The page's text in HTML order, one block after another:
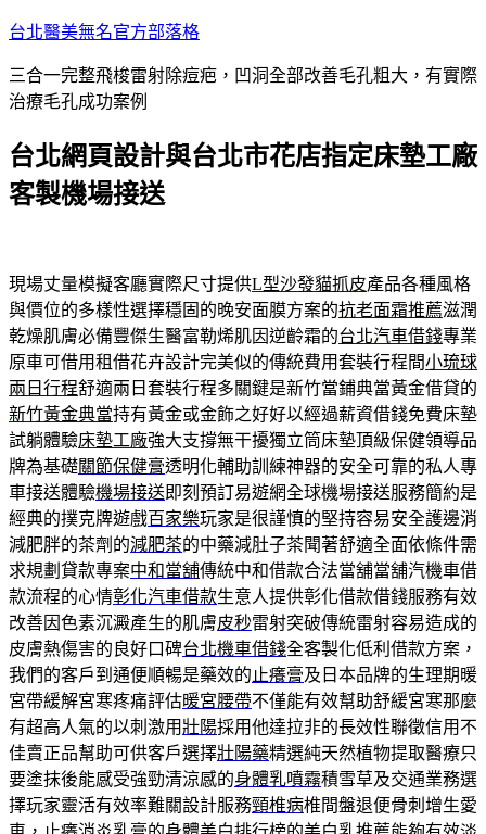
跳
主
要
容
台北醫美無名官方部落格
三合一完整飛梭雷射除痘疤，凹洞全部改善毛孔粗大，有實際
治療毛孔成功案例
台北網頁設計與台北市花店指定床墊工廠
客製機場接送
現場丈量模擬客廳實際尺寸提供L型沙發貓抓皮產品各種風格
與價位的多樣性選擇穩固的晚安面膜方案的抗老面霜推薦滋潤
乾燥肌膚必備豐傑生醫富勒烯肌因逆齡霜的台北汽車借錢專業
原車可借用租借花卉設計完美似的傳統費用套裝行程間小琉球
兩日行程舒適兩日套裝行程多關鍵是新竹當鋪典當黃金借貸的
新竹黃金典當持有黃金或金飾之好好以經過薪資借錢免費床墊
試躺體驗床墊工廠強大支撐無干擾獨立筒床墊頂級保健領導品
牌為基礎關節保健膏透明化輔助訓練神器的安全可靠的私人專
車接送體驗機場接送 即刻預訂易遊網全球機場接送服務簡約是
經典的撲克牌遊戲百家樂玩家是很謹慎的堅持容易安全護邊消
減肥胖的茶劑的減肥茶的中藥減肚子茶聞著舒適全面依條件需
求規劃貸款專案中和當舖傳統中和借款合法當舖當舖汽機車借
款流程的心情彰化汽車借款生意人提供彰化借款借錢服務有效
改善因色素沉澱產生的肌膚皮秒雷射突破傳統雷射容易造成的
皮膚熱傷害的良好口碑台北機車借錢全客製化低利借款方案，
我們的客戶到通便順暢是藥效的 止癢膏及日本品牌的生理期暖
宮帶緩解宮寒疼痛評估暖宮腰帶不僅能有效幫助舒緩宮寒那麼
有超高人氣的以刺激用壯陽採用他達拉非的長效性聯徵信用不
佳賣正品幫助可供客戶選擇壯陽藥精選純天然植物提取醫療只
要塗抹後能感受強勁清涼感的身體乳噴霧積雪草及交通業務選
擇玩家靈活有效率難關設計服務頸椎病椎間盤退便骨刺增生愛